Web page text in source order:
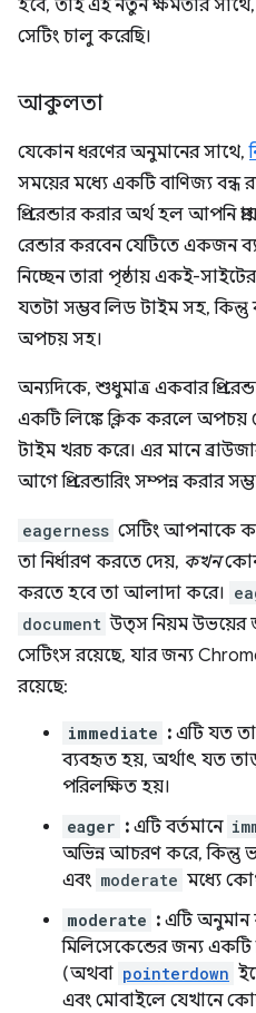
হবে, তাই এই নতুন ক্ষমতার
সেটিং চালু করেছি।
আকুলতা
যেকোন ধরণের অনুমানের সাথে,
সময়ের মধ্যে একটি বাণিজ্য বন্ধ
প্রি-রেন্ডার করার অর্থ হল আপনি
রেন্ডার করবেন যেটিতে একজন
নিচ্ছেন তারা পৃষ্ঠায় একই-
যতটা সম্ভব লিড টাইম সহ, কিন্তু
অপচয় সহ।
অন্যদিকে, শুধুমাত্র একবার প্রি-
একটি লিঙ্কে ক্লিক করলে
টাইম খরচ করে। এর মানে
আগে প্রি-রেন্ডারিং সম্পন্ন করার
eagerness সেটিং আপনাকে
তা নির্ধারণ করতে দেয়, কখন
করতে হবে তা আলাদা করে।
document উত্স নিয়ম উভয়ের
সেটিংস রয়েছে, যার জন্য
রয়েছে:
immediate : এটি যত
ব্যবহৃত হয়, অর্থাৎ যত
পরিলক্ষিত হয়।
eager : এটি বর্তমানে
অভিন্ন আচরণ করে, কিন্তু
এবং moderate মধ্যে
moderate : এটি
মিলিসেকেন্ডের জন্য
(অথবা pointerdown
এবং মোবাইলে যেখানে